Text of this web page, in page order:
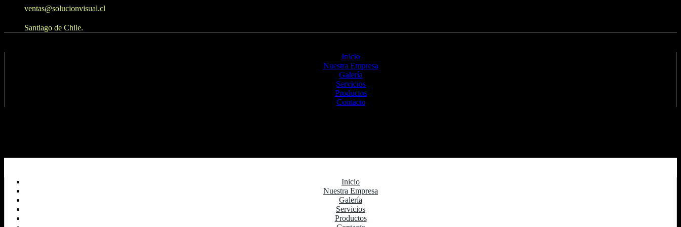
ventas@solucionvisual.cl
Santiago de Chile.
Inicio
Nuestra Empresa
Galería
Servicios
Productos
Contacto
Inicio
Nuestra Empresa
Galería
Servicios
Productos